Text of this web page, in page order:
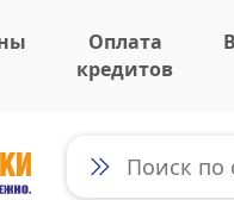
Оплата
кредитов